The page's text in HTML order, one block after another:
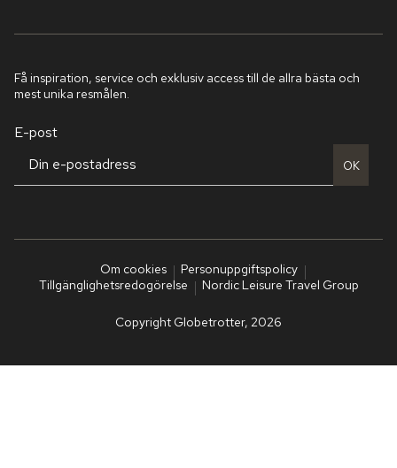
Få inspiration, service och exklusiv access till de allra bästa och
mest unika resmålen.
E-post
OK
Om cookies
Personuppgiftspolicy
Tillgänglighetsredogörelse
Nordic Leisure Travel Group
Copyright Globetrotter, 2026